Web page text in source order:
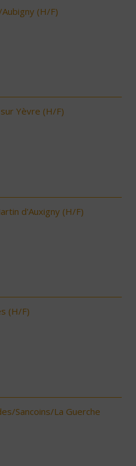
(H/F)
Yèvre (H/F)
d'Auxigny (H/F)
(H/F)
Sancoins/La Guerche